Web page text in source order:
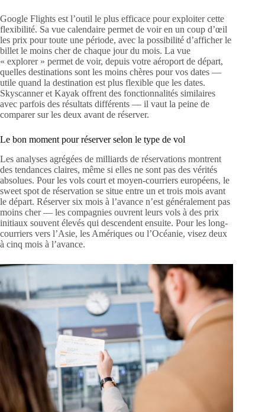
Google Flights est l’outil le plus efficace pour exploiter cette
flexibilité. Sa vue calendaire permet de voir en un coup d’œil
les prix pour toute une période, avec la possibilité d’afficher le
billet le moins cher de chaque jour du mois. La vue
« explorer » permet de voir, depuis votre aéroport de départ,
quelles destinations sont les moins chères pour vos dates —
utile quand la destination est plus flexible que les dates.
Skyscanner et Kayak offrent des fonctionnalités similaires
avec parfois des résultats différents — il vaut la peine de
comparer sur les deux avant de réserver.
Le bon moment pour réserver selon le type de vol
Les analyses agrégées de milliards de réservations montrent
des tendances claires, même si elles ne sont pas des vérités
absolues. Pour les vols court et moyen-courriers européens, le
sweet spot de réservation se situe entre un et trois mois avant
le départ. Réserver six mois à l’avance n’est généralement pas
moins cher — les compagnies ouvrent leurs vols à des prix
initiaux souvent élevés qui descendent ensuite. Pour les long-
courriers vers l’Asie, les Amériques ou l’Océanie, visez deux
à cinq mois à l’avance.